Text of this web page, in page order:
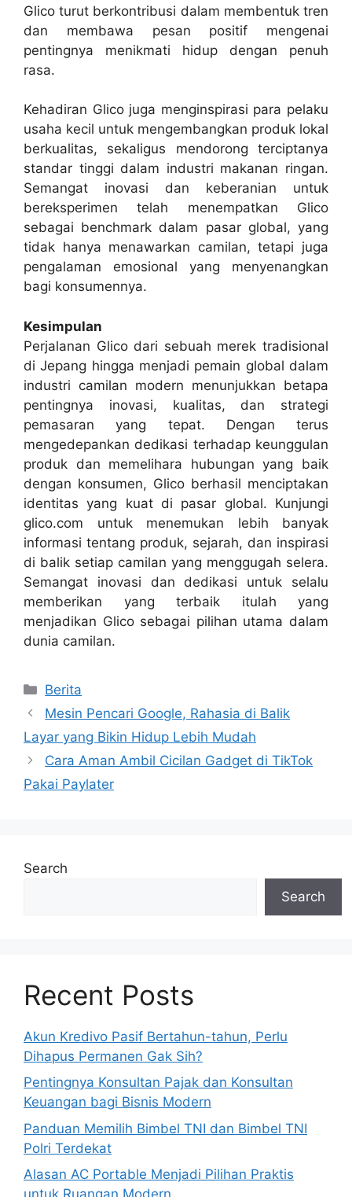
Glico turut berkontribusi dalam membentuk tren
dan membawa pesan positif mengenai
pentingnya menikmati hidup dengan penuh
rasa.
Kehadiran Glico juga menginspirasi para pelaku
usaha kecil untuk mengembangkan produk lokal
berkualitas, sekaligus mendorong terciptanya
standar tinggi dalam industri makanan ringan.
Semangat inovasi dan keberanian untuk
bereksperimen telah menempatkan Glico
sebagai benchmark dalam pasar global, yang
tidak hanya menawarkan camilan, tetapi juga
pengalaman emosional yang menyenangkan
bagi konsumennya.
Kesimpulan
Perjalanan Glico dari sebuah merek tradisional
di Jepang hingga menjadi pemain global dalam
industri camilan modern menunjukkan betapa
pentingnya inovasi, kualitas, dan strategi
pemasaran yang tepat. Dengan terus
mengedepankan dedikasi terhadap keunggulan
produk dan memelihara hubungan yang baik
dengan konsumen, Glico berhasil menciptakan
identitas yang kuat di pasar global. Kunjungi
glico.com untuk menemukan lebih banyak
informasi tentang produk, sejarah, dan inspirasi
di balik setiap camilan yang menggugah selera.
Semangat inovasi dan dedikasi untuk selalu
memberikan yang terbaik itulah yang
menjadikan Glico sebagai pilihan utama dalam
dunia camilan.
Categories
Berita
Mesin Pencari Google, Rahasia di Balik
Layar yang Bikin Hidup Lebih Mudah
Cara Aman Ambil Cicilan Gadget di TikTok
Pakai Paylater
Search
Search
Recent Posts
Akun Kredivo Pasif Bertahun-tahun, Perlu
Dihapus Permanen Gak Sih?
Pentingnya Konsultan Pajak dan Konsultan
Keuangan bagi Bisnis Modern
Panduan Memilih Bimbel TNI dan Bimbel TNI
Polri Terdekat
Alasan AC Portable Menjadi Pilihan Praktis
untuk Ruangan Modern